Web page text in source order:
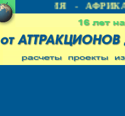
- АЗИЯ - АФРИКА